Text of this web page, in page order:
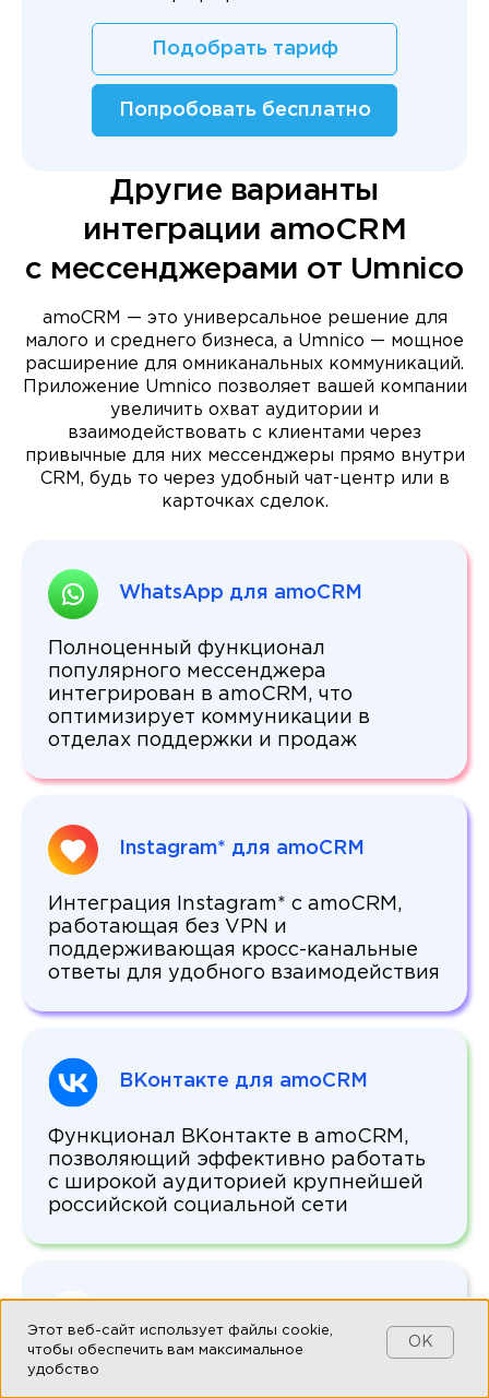
Подобрать тариф
Попробовать бесплатно
Другие варианты
интеграции amoCRM
с мессенджерами от Umnico
amoCRM — это универсальное решение для
малого и среднего бизнеса, а Umnico — мощное
расширение для омниканальных коммуникаций.
Приложение Umnico позволяет вашей компании
увеличить охват аудитории и
взаимодействовать с клиентами через
привычные для них мессенджеры прямо внутри
CRM, будь то через удобный чат-центр или в
карточках сделок.
WhatsApp для amoCRM
Полноценный функционал
популярного мессенджера
интегрирован в amoCRM, что
оптимизирует коммуникации в
отделах поддержки и продаж
Instagram* для amoCRM
Интеграция Instagram* с amoCRM,
работающая без VPN и
поддерживающая кросс-канальные
ответы для удобного взаимодействия
ВКонтакте для amoCRM
Функционал ВКонтакте в amoCRM,
позволяющий эффективно работать
с широкой аудиторией крупнейшей
российской социальной сети
Подключение мессенджера
Этот веб-сайт использует файлы cookie,
чтобы обеспечить вам максимальное
удобство
OK